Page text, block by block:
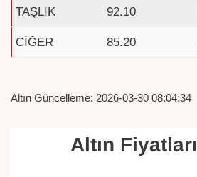
TAŞLIK 92.10
CİĞER 85.20
Altın Güncelleme: 2026-03-30 08:04:34
Altın Fiyatları